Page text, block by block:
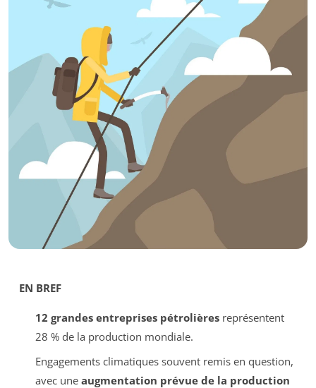
EN BREF
12 grandes entreprises pétrolièresreprésentent
28 % de la production mondiale.
Engagements climatiques souvent remis en question,
avec une augmentation prévue de la production